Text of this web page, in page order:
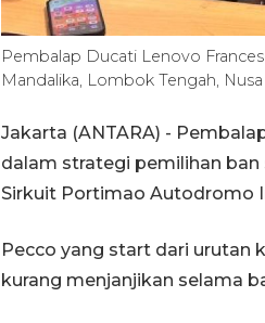
Pembalap Ducati Lenovo
Mandalika, Lombok Tengah,
Jakarta (ANTARA) -
dalam strategi pemilihan
Sirkuit Portimao Autodromo
Pecco yang start dari urutan
kurang menjanjikan selama